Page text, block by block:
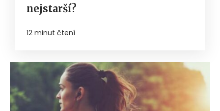
nejstarší?
12 minut čtení